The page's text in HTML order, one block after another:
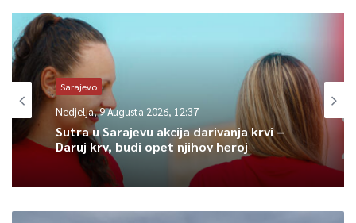
Do danas je zaraženo 347 osoba, od čega je 116 izliječenih,
šest pacijenata je preminulo od ove bolesti, četiri su
izmještena iz BiH, dok je 221 trenutno aktivnih slučajeva
COVID infekcije.
U periodu od 14. do 28. juna rješenjima inspekcije naloženo je
452 samoizolacija, na osnovu preporuka epidemiologa ili
rješenjima Ministarstva zdravstva KS, saopćava Služba za
protokol i press KS.
Sarajevo
Nedjelja, 9 Augusta 2026, 12:37
Sutra u Sarajevu akcija darivanja krvi –
Daruj krv, budi opet njihov heroj